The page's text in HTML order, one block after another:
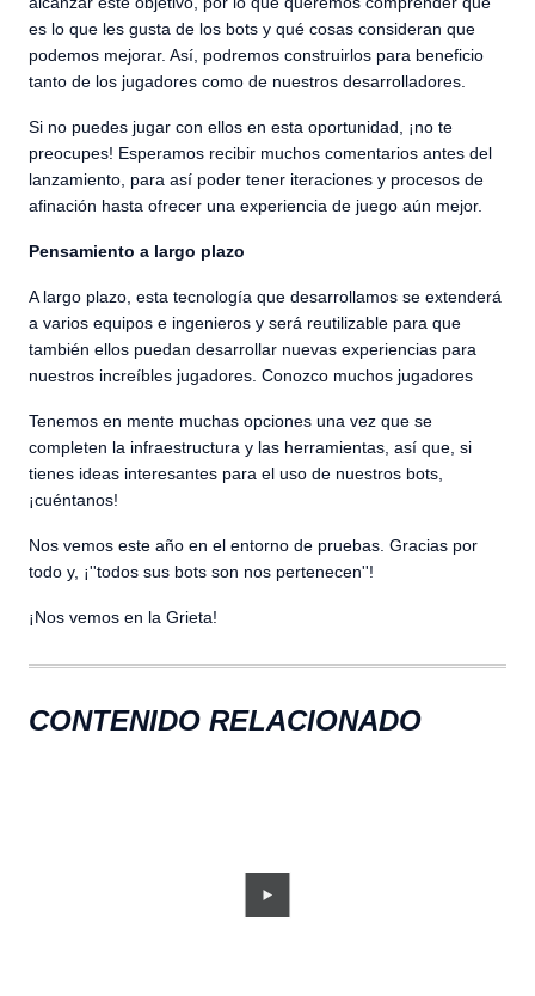
es lo que les gusta de los bots y qué cosas consideran que
podemos mejorar. Así, podremos construirlos para beneficio
tanto de los jugadores como de nuestros desarrolladores.
Si no puedes jugar con ellos en esta oportunidad, ¡no te
preocupes! Esperamos recibir muchos comentarios antes del
lanzamiento, para así poder tener iteraciones y procesos de
afinación hasta ofrecer una experiencia de juego aún mejor.
Pensamiento a largo plazo
A largo plazo, esta tecnología que desarrollamos se extenderá
a varios equipos e ingenieros y será reutilizable para que
también ellos puedan desarrollar nuevas experiencias para
nuestros increíbles jugadores. Conozco muchos jugadores
Tenemos en mente muchas opciones una vez que se
completen la infraestructura y las herramientas, así que, si
tienes ideas interesantes para el uso de nuestros bots,
¡cuéntanos!
Nos vemos este año en el entorno de pruebas. Gracias por
todo y, ¡''todos sus bots son nos pertenecen''!
¡Nos vemos en la Grieta!
CONTENIDO RELACIONADO